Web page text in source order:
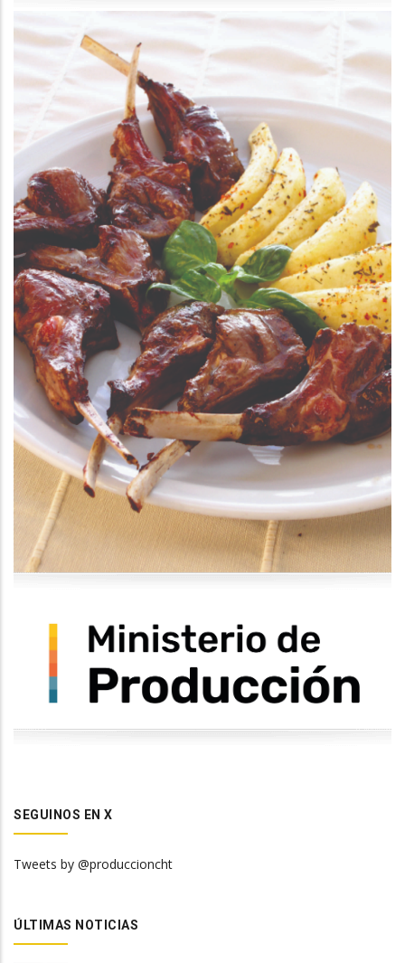
SEGUINOS EN X
Tweets by @produccioncht
ÚLTIMAS NOTICIAS